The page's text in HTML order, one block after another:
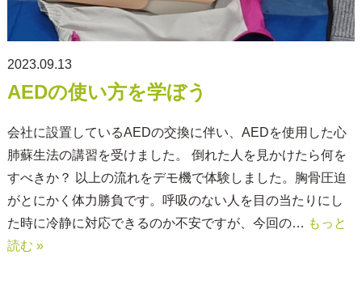
2023.09.13
AEDの使い方を学ぼう
会社に設置しているAEDの交換に伴い、AEDを使用した心
肺蘇生法の講習を受けました。 倒れた人を見かけたら何を
すべきか？ 以上の流れをデモ機で体験しました。胸骨圧迫
がとにかく体力勝負です。呼吸のない人を目の当たりにし
た時に冷静に対応できるのか不安ですが、今回の… もっと
読む »